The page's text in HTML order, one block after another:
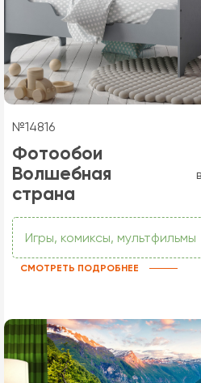
№14816
Фотообои
Волшебная
страна
Игры, комиксы, мультфильмы
СМОТРЕТЬ ПОДРОБНЕЕ